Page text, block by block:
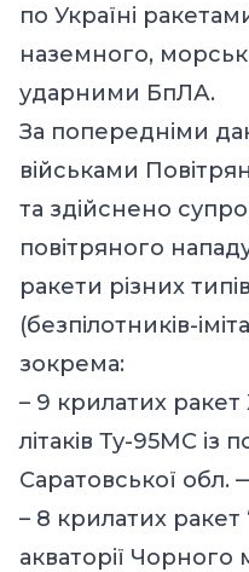
по Україні
наземного,
ударними БпЛА.
За попередніми
військами
та здійснено
повітряного
ракети різних
(безпілотників-
зокрема:
– 9 крилатих
літаків Ту-95МС із
Саратовської обл.
– 8 крилатих ракет
акваторії Чорного